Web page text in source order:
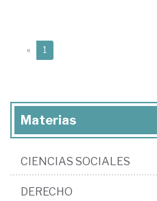
« 1
Materias
CIENCIAS SOCIALES
DERECHO